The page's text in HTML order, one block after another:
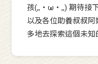
孩(,,・ω・,,) 期待接
以及各位助養叔叔
多地去探索這個未知